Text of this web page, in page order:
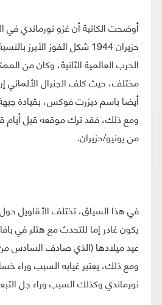
أوضحت الكاتبة أن غزو نورماندي
حزيران 1944 شكل الفوز الأبرز
الحرب العالمية الثانية، وكان من
مختلف، حيث كلف الجنرال الألماني
أيضا باسم ديزرت فوكس، بقيادة
ومع ذلك، فقد ترك موقعه قبل أيام
من يونيو/حزيران.
في هذا السياق، تختلف الأقاويل
يكون غادر إما للتحدث مع هتلر في
ومع ذلك، يعتبر غيابه السبب وراء
نورماندي وكذلك السبب وراء جل